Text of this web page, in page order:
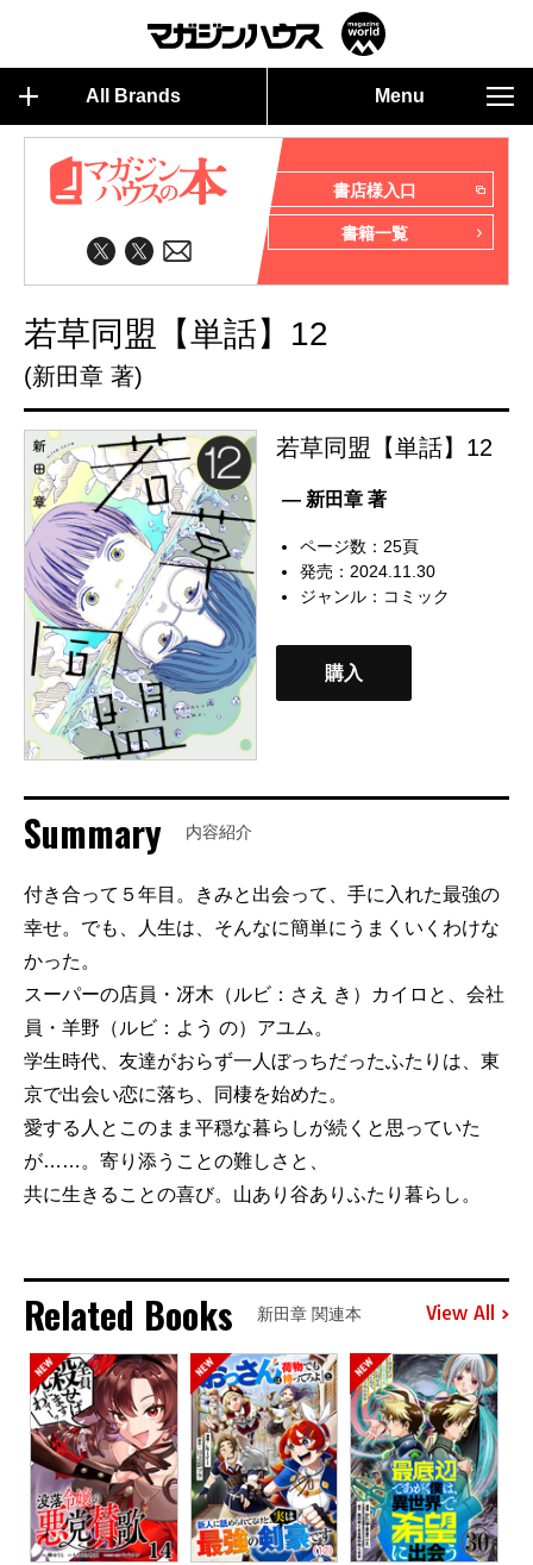
All Brands Menu
書店様入口
書籍一覧
若草同盟【単話】12
(新田章 著)
若草同盟【単話】12
— 新田章 著
ページ数：25頁
発売：2024.11.30
ジャンル： コミック
購入
Summary 内容紹介
付き合って５年目。きみと出会って、手に入れた最強の
幸せ。でも、人生は、そんなに簡単にうまくいくわけな
かった。
スーパーの店員・冴木（ルビ：さえ き）カイロと、会社
員・羊野（ルビ：よう の）アユム。
学生時代、友達がおらず一人ぼっちだったふたりは、東
京で出会い恋に落ち、同棲を始めた。
愛する人とこのまま平穏な暮らしが続くと思っていた
が……。寄り添うことの難しさと、
共に生きることの喜び。山あり谷ありふたり暮らし。
Related Books 新田章 関連本 View All